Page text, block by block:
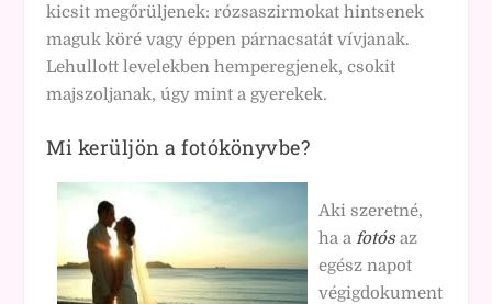
kicsit megőrüljenek: rózsaszirmokat hintsenek
maguk köré vagy éppen párnacsatát vívjanak.
Lehullott levelekben hemperegjenek, csokit
majszoljanak, úgy mint a gyerekek.
Mi kerüljön a fotókönyvbe?
Aki szeretné,
ha afotós az
egész napot
végigdokument